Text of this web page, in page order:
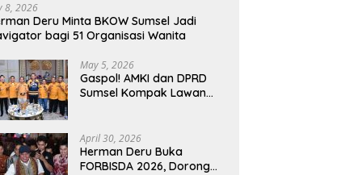
8, 2026
Deru Minta BKOW Sumsel Jadi
bagi 51 Organisasi Wanita
May 5, 2026
Gaspol! AMKI dan DPRD
Sumsel Kompak Lawan
April 30, 2026
Herman Deru Buka
FORBISDA 2026, Dorong